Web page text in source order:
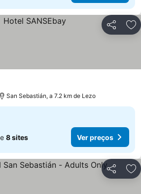
Partilhar
San Sebastián, a 7.2 km de Lezo
8 sites Ver preços
Partilhar